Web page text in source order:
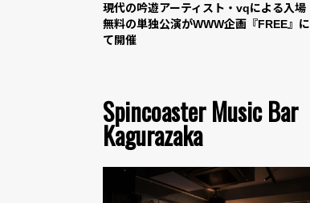
現代の吟遊アーティスト・vqによる入場
無料の単独公演がWWW企画『FREE』に
て開催
Spincoaster Music Bar
Kagurazaka